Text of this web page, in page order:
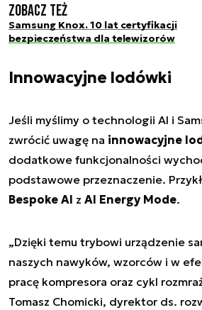
Zobacz też
Samsung Knox. 10 lat certyfikacji
bezpieczeństwa dla telewizorów
Innowacyjne lodówki
Jeśli myślimy o technologii AI i
zwrócić uwagę na innowacyjne
dodatkowe funkcjonalności
podstawowe przeznaczenie.
Bespoke AI z AI Energy Mode.
„Dzięki temu trybowi urządzenie
naszych nawyków, wzorców i w
pracę kompresora oraz cykl
Tomasz Chomicki, dyrektor ds.